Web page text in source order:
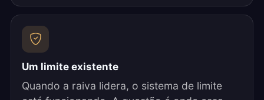
Um limite existente
Quando a raiva lidera, o sistema de limite